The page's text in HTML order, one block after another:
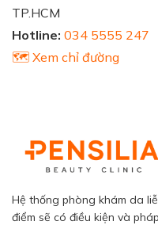
TP.HCM
Hotline: 034 5555 247
🗺️ Xem chỉ đường
Hệ thống phòng khám da
điểm sẽ có điều kiện và